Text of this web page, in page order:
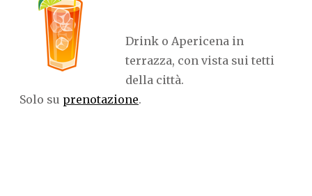
Drink o Apericena in
terrazza, con vista sui tetti
della città.
Solo su prenotazione.